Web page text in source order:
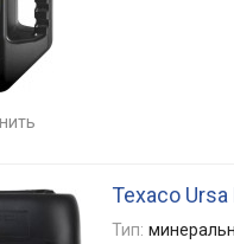
Texaco
Тип: